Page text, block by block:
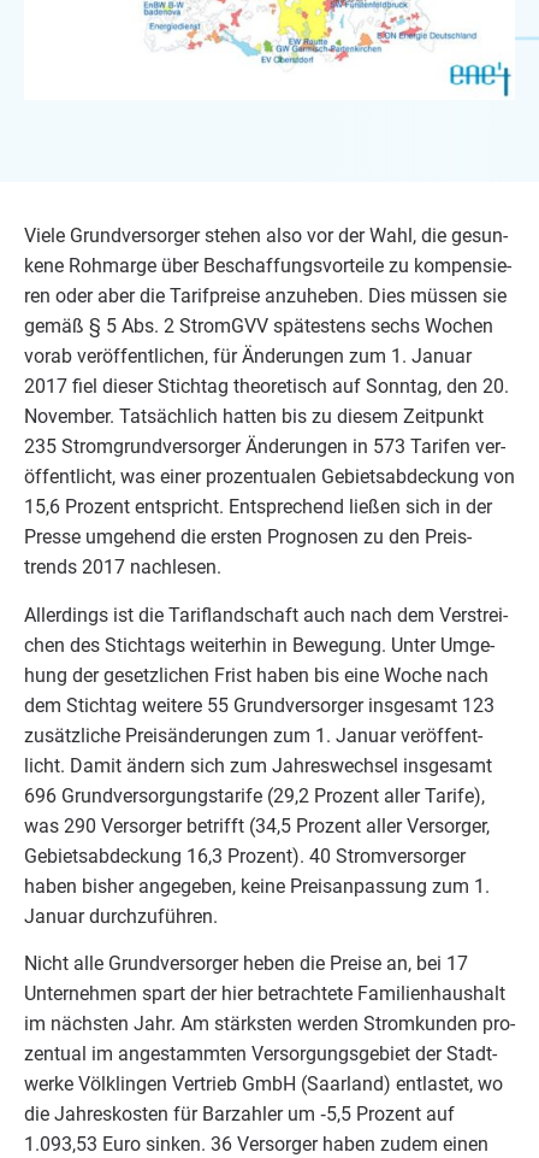
Vie­le Grund­ver­sor­ger ste­hen also vor der Wahl, die gesun­
ke­ne Roh­mar­ge über Beschaf­fungs­vor­tei­le zu kom­pen­sie­
ren oder aber die Tarif­prei­se anzu­he­ben. Dies müs­sen sie
gemäß § 5 Abs. 2 StromGVV spä­tes­tens sechs Wochen
vor­ab ver­öf­fent­li­chen, für Ände­run­gen zum 1 . Janu­ar
2017 fiel die­ser Stich­tag theo­re­tisch auf Sonn­tag, den 20.
Novem­ber. Tat­säch­lich hat­ten bis zu die­sem Zeit­punkt
235 Strom­grund­ver­sor­ger Ände­run­gen in 573 Tari­fen ver­
öf­fent­licht, was einer pro­zen­tua­len Gebiets­ab­de­ckung von
15,6 Pro­zent ent­spricht. Ent­spre­chend lie­ßen sich in der
Pres­se umge­hend die ers­ten Pro­gno­sen zu den Preis­
trends 2017 nachlesen.
Aller­dings ist die Tarif­land­schaft auch nach dem Ver­strei­
chen des Stich­tags wei­ter­hin in Bewe­gung. Unter Umge­
hung der gesetz­li­chen Frist haben bis eine Woche nach
dem Stich­tag wei­te­re 55 Grund­ver­sor­ger ins­ge­samt 123
zusätz­li­che Preis­än­de­run­gen zum 1 . Janu­ar ver­öf­fent­
licht. Damit ändern sich zum Jah­res­wech­sel ins­ge­samt
696 Grund­ver­sor­gungs­ta­ri­fe (29,2 Pro­zent aller Tari­fe),
was 290 Ver­sor­ger betrifft (34,5 Pro­zent aller Ver­sor­ger,
Gebiets­ab­de­ckung 16,3 Pro­zent). 40 Strom­ver­sor­ger
haben bis­her ange­ge­ben, kei­ne Preis­an­pas­sung zum 1 .
Janu­ar durchzuführen.
Nicht alle Grund­ver­sor­ger heben die Prei­se an, bei 17
Unter­neh­men spart der hier betrach­te­te Fami­li­en­haus­halt
im nächs­ten Jahr. Am stärks­ten wer­den Strom­kun­den pro­
zen­tu­al im ange­stamm­ten Ver­sor­gungs­ge­biet der Stadt­
wer­ke Völk­lin­gen Ver­trieb GmbH (Saar­land) ent­las­tet, wo
die Jah­res­kos­ten für Bar­zah­ler um ‑5,5 Pro­zent auf
1 .093,53 Euro sin­ken. 36 Ver­sor­ger haben zudem einen